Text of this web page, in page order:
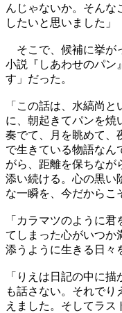
んじゃないか。そんな
したいと思いました」
そこで、候補に挙が
小説『しあわせのパン
す」だった。
「この話は、水縞尚
に、朝起きてパンを焼
奏でて、月を眺めて、
で生きている物語なん
がら、距離を保ちなが
添い続ける。心の黒い
な一瞬を、今だからこ
「カラマツのように
てしまった心がいつか
添うように生きる日々
「りえは日記の中に
も話さない。それで
えました。そしてラ